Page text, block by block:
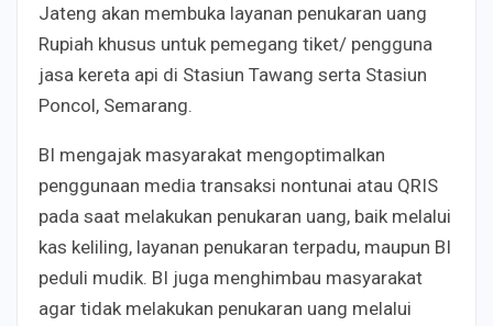
Jateng akan membuka layanan penukaran uang
Rupiah khusus untuk pemegang tiket/ pengguna
jasa kereta api di Stasiun Tawang serta Stasiun
Poncol, Semarang.
BI mengajak masyarakat mengoptimalkan
penggunaan media transaksi nontunai atau QRIS
pada saat melakukan penukaran uang, baik melalui
kas keliling, layanan penukaran terpadu, maupun BI
peduli mudik. BI juga menghimbau masyarakat
agar tidak melakukan penukaran uang melalui